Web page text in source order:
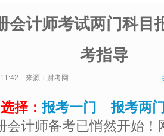
会计师考试两门科目
考指导
来源：财考网
择：报考一门
报考两
会计师备考已悄然开始！